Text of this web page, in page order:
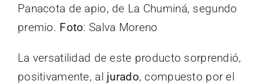
Panacota de apio, de La Chuminá, segundo
premio. Foto: Salva Moreno
La versatilidad de este producto sorprendió,
positivamente, al jurado, compuesto por el